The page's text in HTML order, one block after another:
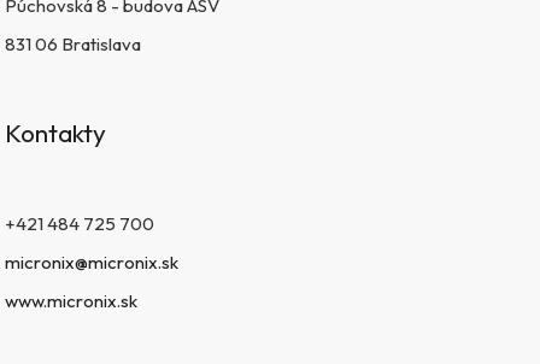
Púchovská 8 - budova ASV
831 06 Bratislava
Kontakty
+421 484 725 700
micronix@micronix.sk
www.micronix.sk